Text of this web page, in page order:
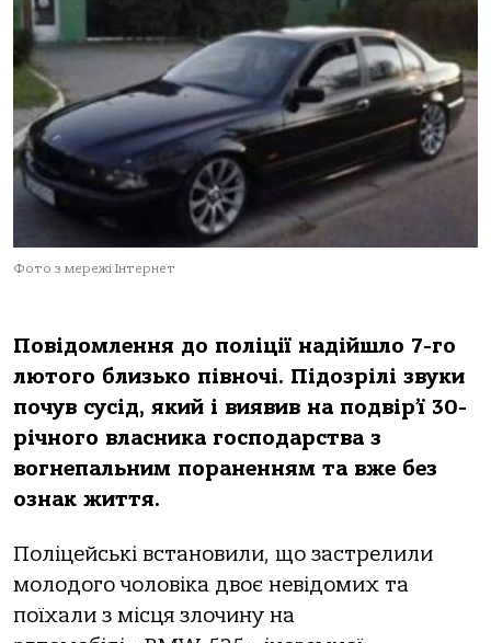
Фото з мережі Інтернет
Повідомлення до поліції надійшло 7-го
лютого близько півночі. Підозрілі звуки
почув сусід, який і виявив на подвір’ї 30-
річного власника господарства з
вогнепальним пораненням та вже без
ознак життя.
Поліцейські встановили, що застрелили
молодого чоловіка двоє невідомих та
поїхали з місця злочину на